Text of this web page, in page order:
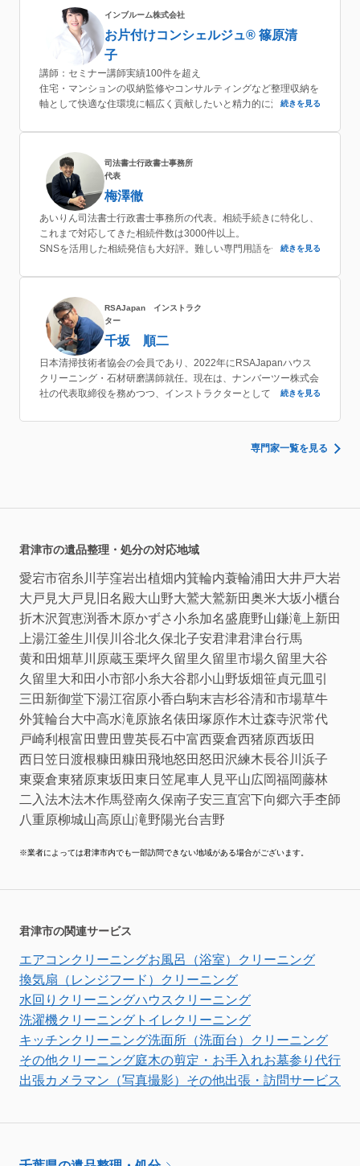
インブルーム株式会社
お片付けコンシェルジュ® 篠原清
子
講師：セミナー講師実績100件を超え
住宅・マンションの収納監修やコンサルティングなど整理収納を
軸として快適な住環境に幅広く貢献したいと精力的に活動してい
続きを見る
司法書士行政書士事務所
代表
梅澤徹
あいりん司法書士行政書士事務所の代表。相続手続きに特化し、
これまで対応してきた相続件数は3000件以上。
SNSを活用した相続発信も大好評。難しい専門用語を使わずわか
続きを見る
RSAJapan インストラク
ター
千坂 順二
日本清掃技術者協会の会員であり、2022年にRSAJapanハウス
クリーニング・石材研磨講師就任。現在は、ナンバーツー株式会
社の代表取締役を務めつつ、インストラクターとしても活躍して
続きを見る
専門家一覧を見る
君津市の遺品整理・処分の対応地域
愛宕市宿糸川 芋窪岩出植畑内箕輪内蓑輪浦田 大井戸大岩
大戸見大戸見旧名殿大山野大鷲大鷲新田奥米大坂小櫃台
折木沢賀恵渕香木原かずさ小糸加名盛鹿野山鎌滝 上新田
上湯江釜生 川俣川谷北久保北子安君津君津台行馬
黄和田畑草川原蔵玉栗坪久留里久留里市場久留里大谷
久留里大和田小市部小糸大谷郡小山野坂畑笹貞元 皿引
三田 新御堂下湯江宿原小香白駒末吉杉谷清和市場草牛
外箕輪台大中高水滝原旅名俵田塚原作木辻森寺沢常代
戸崎利根富田 豊田 豊英長石中富西粟倉西猪原西坂田
西日笠日渡根糠田糠田飛地怒田怒田沢練木長谷川 浜子
東粟倉東猪原東坂田東日笠尾車 人見平山広岡福岡藤林
二入法木法木作馬登南久保南子安三直宮下向郷六手杢師
八重原柳城山高原山滝野陽光台吉野
※業者によっては君津市内でも一部訪問できない地域がある場合がございます。
君津市の関連サービス
エアコンクリーニングお風呂（浴室）クリーニング
換気扇（レンジフード）クリーニング
水回りクリーニングハウスクリーニング
洗濯機クリーニング トイレクリーニング
キッチンクリーニング洗面所（洗面台）クリーニング
その他クリーニング庭木の剪定・お手入れお墓参り代行
出張カメラマン（写真撮影） その他出張・訪問サービス